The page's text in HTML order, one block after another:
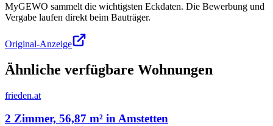
MyGEWO sammelt die wichtigsten Eckdaten. Die Bewerbung und
Vergabe laufen direkt beim Bauträger.
Original-Anzeige
Ähnliche verfügbare Wohnungen
frieden.at
2 Zimmer, 56,87 m² in Amstetten